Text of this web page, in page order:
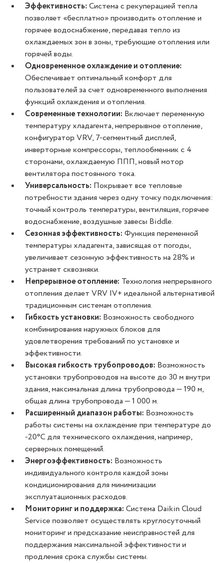
Эффективность: Система с рекуперацией тепла
позволяет «бесплатно» производить отопление и
горячее водоснабжение, передавая тепло из
охлаждаемых зон в зоны, требующие отопления или
горячей воды.
Одновременное охлаждение и отопление:
Обеспечивает оптимальный комфорт для
пользователей за счет одновременного выполнения
функций охлаждения и отопления.
Современные технологии: Включает переменную
температуру хладагента, непрерывное отопление,
конфигуратор VRV, 7-сегментный дисплей,
инверторные компрессоры, теплообменник с 4
сторонами, охлаждаемую ППП, новый мотор
вентилятора постоянного тока.
Универсальность: Покрывает все тепловые
потребности здания через одну точку подключения:
точный контроль температуры, вентиляция, горячее
водоснабжение, воздушные завесы Biddle.
Сезонная эффективность: Функция переменной
температуры хладагента, зависящая от погоды,
увеличивает сезонную эффективность на 28% и
устраняет сквозняки.
Непрерывное отопление: Технология непрерывного
отопления делает VRV IV+ идеальной альтернативой
традиционным системам отопления.
Гибкость установки: Возможность свободного
комбинирования наружных блоков для
удовлетворения требований по установке и
эффективности.
Высокая гибкость трубопроводов: Возможность
установки трубопроводов на высоте до 30 м внутри
здания, максимальная длина трубопровода — 190 м,
общая длина трубопровода — 1 000 м.
Расширенный диапазон работы: Возможность
работы системы на охлаждение при температуре до
-20°C для технического охлаждения, например,
серверных помещений.
Энергоэффективность: Возможность
индивидуального контроля каждой зоны
кондиционирования для минимизации
эксплуатационных расходов.
Мониторинг и поддержка: Система Daikin Cloud
Service позволяет осуществлять круглосуточный
мониторинг и предсказание неисправностей для
поддержания максимальной эффективности и
продления срока службы системы.